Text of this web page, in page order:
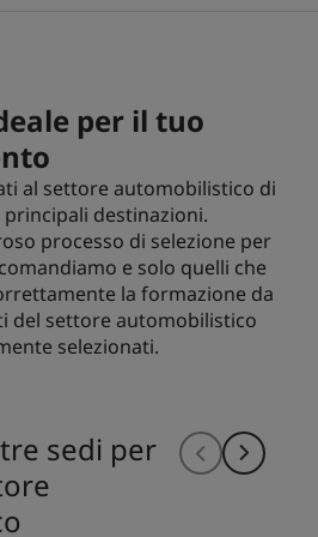
Jin Jiang
per il tuo
al settore automobilistico di
destinazioni.
processo di selezione per
e solo quelli che
la formazione da
del settore automobilistico
selezionati.
sedi per